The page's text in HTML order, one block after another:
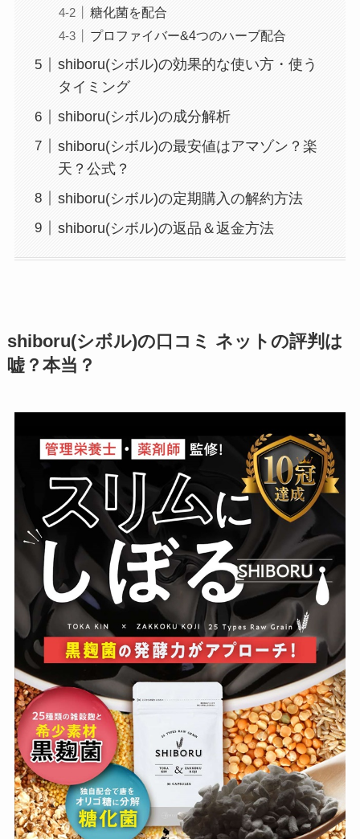
糖化菌を配合
プロファイバー&4つのハーブ配合
shiboru(シボル)の効果的な使い方・使う
タイミング
shiboru(シボル)の成分解析
shiboru(シボル)の最安値はアマゾン？楽
天？公式？
shiboru(シボル)の定期購入の解約方法
shiboru(シボル)の返品＆返金方法
shiboru(シボル)の口コミ ネットの評判は
嘘？本当？